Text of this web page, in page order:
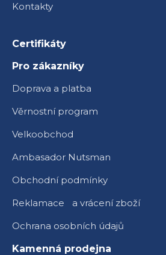
Kontakty
Certifikáty
Pro zákazníky
Doprava a platba
Věrnostní program
Velkoobchod
Ambasador Nutsman
Obchodní podmínky
Reklamace a vrácení zboží
Ochrana osobních údajů
Kamenná prodejna